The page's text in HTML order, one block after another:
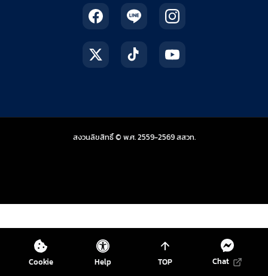
สงวนลิขสิทธิ์ © พ.ศ. 2559-2569สสวท.สถาบันส่งเสริมการสอ
Cookie Help TOP Chat